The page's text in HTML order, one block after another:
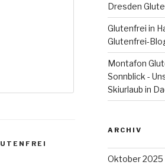
Dresden
Glutenfrei in
Glutenfrei-
Montafon
Sonnblick -
Skiurlaub in
ARCHIV
Oktober 2025